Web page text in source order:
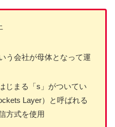
う会社が母体となって運
じまる「s」がついてい
Layer）と呼ばれる
方式を使用